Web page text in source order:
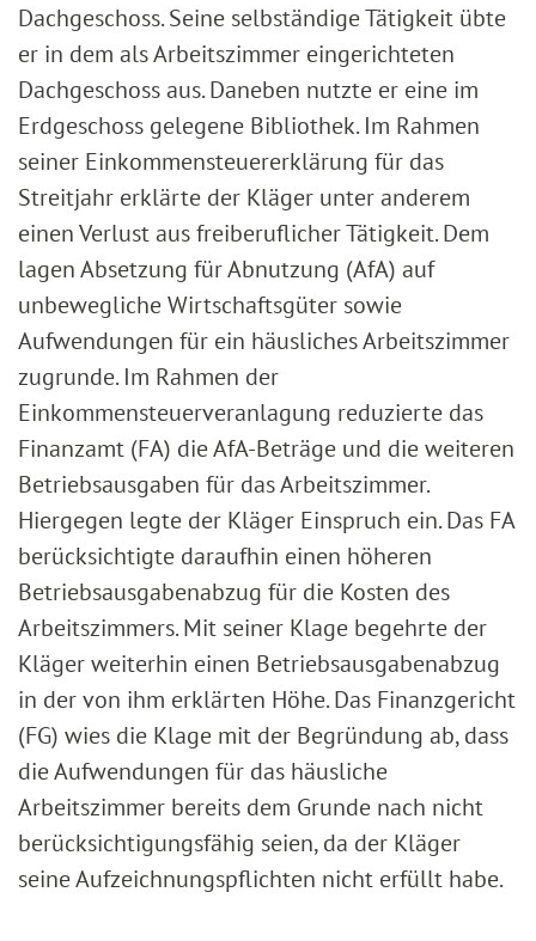
Dachgeschoss. Seine selbständige Tätigkeit übte
er in dem als Arbeitszimmer eingerichteten
Dachgeschoss aus. Daneben nutzte er eine im
Erdgeschoss gelegene Bibliothek. Im Rahmen
seiner Einkommensteuererklärung für das
Streitjahr erklärte der Kläger unter anderem
einen Verlust aus freiberuflicher Tätigkeit. Dem
lagen Absetzung für Abnutzung (AfA) auf
unbewegliche Wirtschaftsgüter sowie
Aufwendungen für ein häusliches Arbeitszimmer
zugrunde. Im Rahmen der
Einkommensteuerveranlagung reduzierte das
Finanzamt (FA) die AfA-Beträge und die weiteren
Betriebsausgaben für das Arbeitszimmer.
Hiergegen legte der Kläger Einspruch ein. Das FA
berücksichtigte daraufhin einen höheren
Betriebsausgabenabzug für die Kosten des
Arbeitszimmers. Mit seiner Klage begehrte der
Kläger weiterhin einen Betriebsausgabenabzug
in der von ihm erklärten Höhe. Das Finanzgericht
(FG) wies die Klage mit der Begründung ab, dass
die Aufwendungen für das häusliche
Arbeitszimmer bereits dem Grunde nach nicht
berücksichtigungsfähig seien, da der Kläger
seine Aufzeichnungspflichten nicht erfüllt habe.